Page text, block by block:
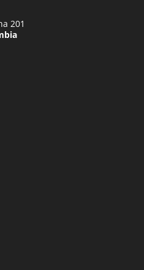
201